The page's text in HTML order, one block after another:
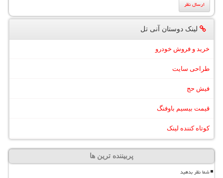
لینک دوستان آنی تل
خرید و فروش خودرو
طراحی سایت
فیش حج
قیمت بیسیم باوفنگ
کوتاه کننده لینک
پربیننده ترین ها
شما نظر بدهید